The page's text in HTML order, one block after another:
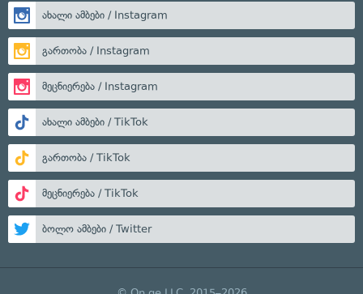
ახალი ამბები / Instagram
გართობა / Instagram
მეცნიერება / Instagram
ახალი ამბები / TikTok
გართობა / TikTok
მეცნიერება / TikTok
ბოლო ამბები / Twitter